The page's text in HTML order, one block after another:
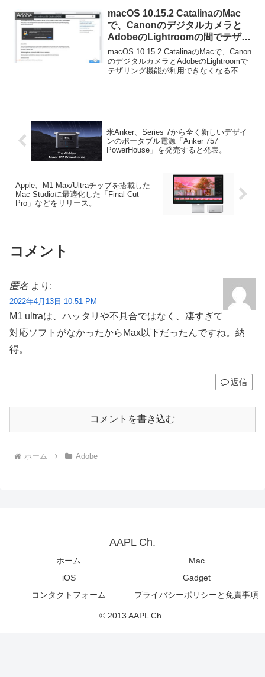
Adobe
macOS 10.15.2 CatalinaのMac
で、Canonのデジタルカメラと
AdobeのLightroomの間でテザリ
ング機能が利用できなくなる不具
合は、macOS 10.15.3で修正。
macOS 10.15.2 CatalinaのMacで、Canon
のデジタルカメラとAdobeのLightroomで
テザリング機能が利用できなくなる不具
米Anker、Series 7から全く新しいデザイ
ンのポータブル電源「Anker 757
PowerHouse」を発売すると発表。
Apple、M1 Max/Ultraチップを搭載した
Mac Studioに最適化した「Final Cut
Pro」などをリリース。
コメント
匿名 より:
2022年4月13日 10:51 PM
M1 ultraは、ハッタリや不具合ではなく、凄すぎて
対応ソフトがなかったからMax以下だったんですね。納
得。
返信
コメントを書き込む
ホーム Adobe
AAPL Ch.
ホーム
Mac
iOS
Gadget
コンタクトフォーム
プライバシーポリシーと免責事項
© 2013 AAPL Ch..